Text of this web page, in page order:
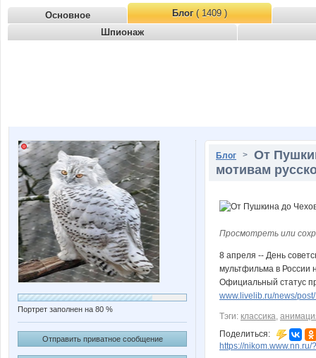
Основное Блог( 1409 )
Шпионаж
Портрет заполнен на 80 %
Отправить приватное сообщение
Блог > От
мотивам
Просмотреть или
8 апреля -- День
мультфильма в России
Официальный статус
www.livelib.ru/news/
Тэги: классика,
Поделиться:
https://nikom.www.nn.ru/